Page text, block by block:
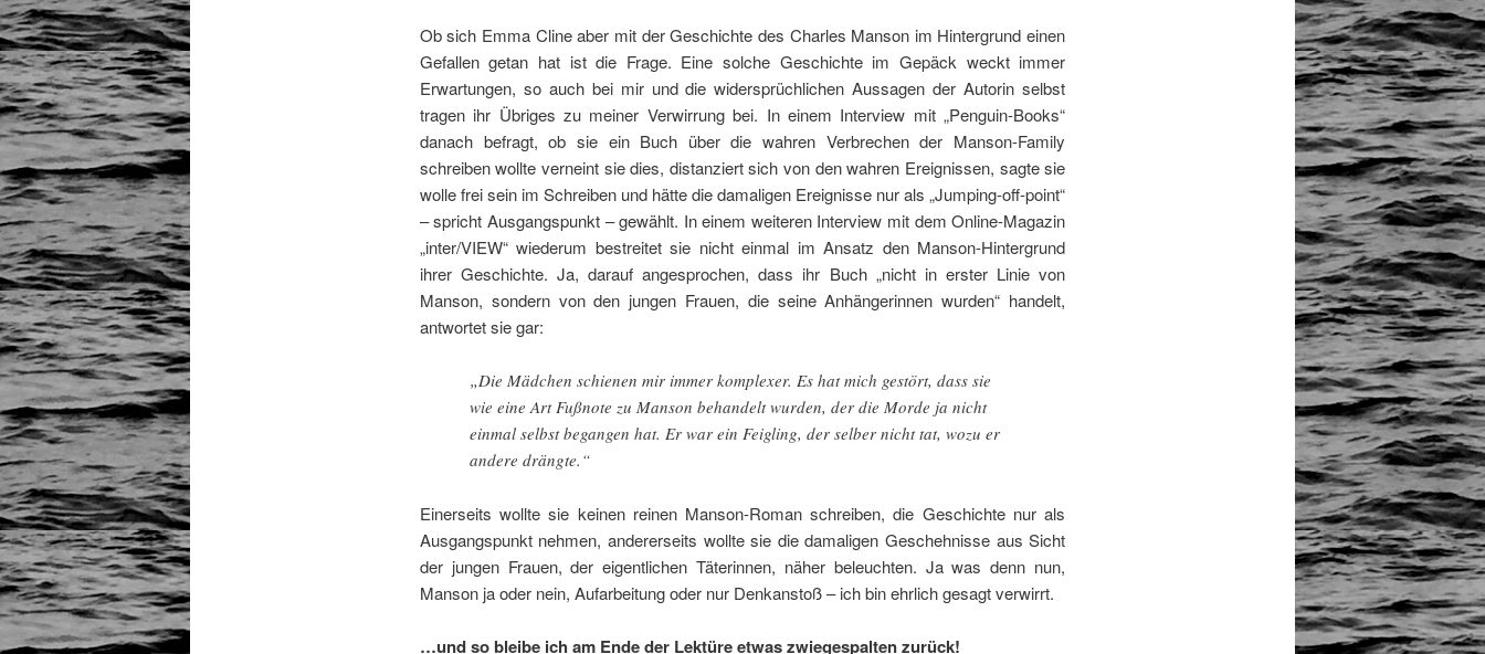
Ob sich Emma Cline aber mit der Geschichte des Charles Manson im Hintergrund einen
Gefallen getan hat ist die Frage. Eine solche Geschichte im Gepäck weckt immer
Erwartungen, so auch bei mir und die widersprüchlichen Aussagen der Autorin selbst
tragen ihr Übriges zu meiner Verwirrung bei. In einem Interview mit „Penguin-Books“
danach befragt, ob sie ein Buch über die wahren Verbrechen der Manson-Family
schreiben wollte verneint sie dies, distanziert sich von den wahren Ereignissen, sagte sie
wolle frei sein im Schreiben und hätte die damaligen Ereignisse nur als „Jumping-off-point“
– spricht Ausgangspunkt – gewählt. In einem weiteren Interview mit dem Online-Magazin
„inter/VIEW“ wiederum bestreitet sie nicht einmal im Ansatz den Manson-Hintergrund
ihrer Geschichte. Ja, darauf angesprochen, dass ihr Buch „nicht in erster Linie von
Manson, sondern von den jungen Frauen, die seine Anhängerinnen wurden“ handelt,
antwortet sie gar:
„Die Mädchen schienen mir immer komplexer. Es hat mich gestört, dass sie
wie eine Art Fußnote zu Manson behandelt wurden, der die Morde ja nicht
einmal selbst begangen hat. Er war ein Feigling, der selber nicht tat, wozu er
andere drängte.“
Einerseits wollte sie keinen reinen Manson-Roman schreiben, die Geschichte nur als
Ausgangspunkt nehmen, andererseits wollte sie die damaligen Geschehnisse aus Sicht
der jungen Frauen, der eigentlichen Täterinnen, näher beleuchten. Ja was denn nun,
Manson ja oder nein, Aufarbeitung oder nur Denkanstoß – ich bin ehrlich gesagt verwirrt.
…und so bleibe ich am Ende der Lektüre etwas zwiegespalten zurück!